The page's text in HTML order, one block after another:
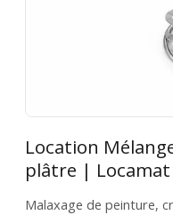
Location
plâtre | Locamat
Malaxage de peinture,